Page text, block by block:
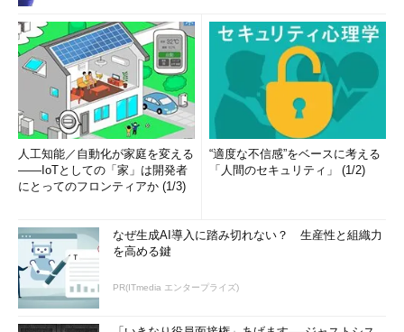
人工知能／自動化が家庭を変える
――IoTとしての「家」は開発者
にとってのフロンティアか (1/3)
“適度な不信感”をベースに考える
「人間のセキュリティ」 (1/2)
なぜ生成AI導入に踏み切れない？ 生産性と組織力
を高める鍵
PR(ITmedia エンタープライズ)